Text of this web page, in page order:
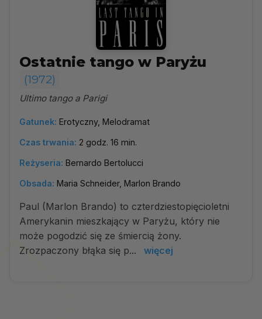
Ostatnie tango w Paryżu
(1972)
Ultimo tango a Parigi
Gatunek: Erotyczny, Melodramat
Czas trwania: 2 godz. 16 min.
Reżyseria: Bernardo Bertolucci
Obsada: Maria Schneider, Marlon Brando
Paul (Marlon Brando) to czterdziestopięcioletni
Amerykanin mieszkający w Paryżu, który nie
może pogodzić się ze śmiercią żony.
Zrozpaczony błąka się p...
więcej